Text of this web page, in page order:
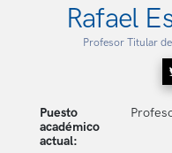
Rafael
Profesor Titular
Puesto
académico
actual: